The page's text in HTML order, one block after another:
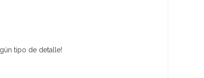
tipo de detalle!